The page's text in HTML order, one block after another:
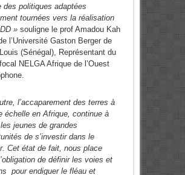
politiques adaptées
tournées vers la réalisation
»souligne le prof Amadou Kah
l’Université Gaston Berger de
(Sénégal), Représentant du
NELGA Afrique de l’Ouest
l’accaparement des terres à
échelle en Afrique, continue à
jeunes de grandes
de s’investir dans le
Cet état de fait, nous place
de définir les voies et
pour endiguer le fléau et